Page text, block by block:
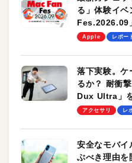
る」体験イ
Fes.2026.09
します！
Apple レポー
落下実験。
るか？ 耐衝
Dux Ultra」
のモバイルユ
アクセサリ レ
安全なモバイ
ぶべき理由を